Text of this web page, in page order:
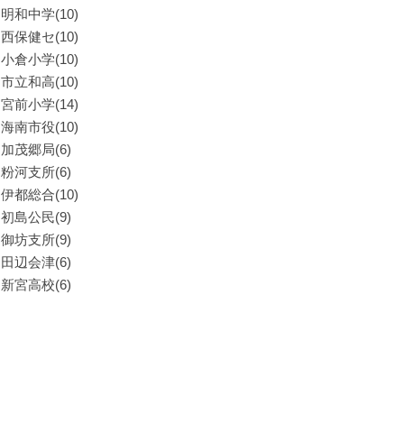
明和中学(10)
西保健セ(10)
小倉小学(10)
市立和高(10)
宮前小学(14)
海南市役(10)
加茂郷局(6)
粉河支所(6)
伊都総合(10)
初島公民(9)
御坊支所(9)
田辺会津(6)
新宮高校(6)